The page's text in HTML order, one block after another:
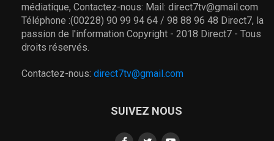
médiatique, Contactez-nous: Mail: direct7tv@gmail.com
Téléphone :(00228) 90 99 94 64 / 98 88 96 48 Direct7, la
passion de l'information Copyright - 2018 Direct7 - Tous
droits réservés.
Contactez-nous: direct7tv@gmail.com
SUIVEZ NOUS